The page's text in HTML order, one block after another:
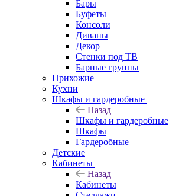
Бары
Буфеты
Консоли
Диваны
Декор
Стенки под ТВ
Барные группы
Прихожие
Кухни
Шкафы и гардеробные
Назад
Шкафы и гардеробные
Шкафы
Гардеробные
Детские
Кабинеты
Назад
Кабинеты